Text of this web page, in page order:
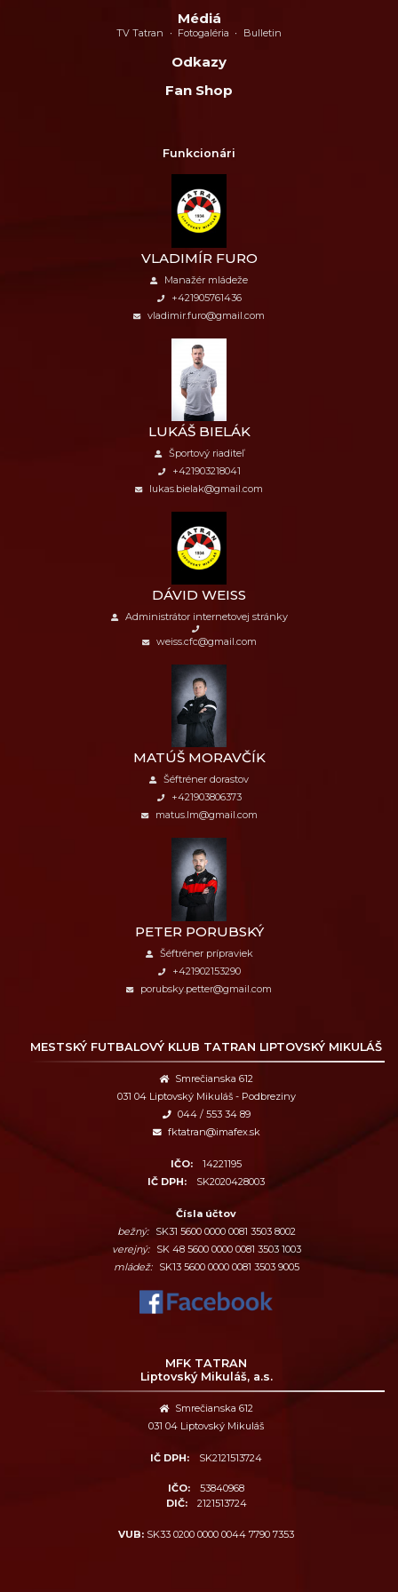
Médiá
TV Tatran Fotogaléria Bulletin
Odkazy
Fan Shop
Funkcionári
VLADIMÍR FURO
Manažér mládeže
+421905761436
vladimir.furo@gmail.com
LUKÁŠ BIELÁK
Športový riaditeľ
+421903218041
lukas.bielak@gmail.com
DÁVID WEISS
Administrátor internetovej stránky
weiss.cfc@gmail.com
MATÚŠ MORAVČÍK
Šéftréner dorastov
+421903806373
matus.lm@gmail.com
PETER PORUBSKÝ
Šéftréner prípraviek
+421902153290
porubsky.petter@gmail.com
MESTSKÝ FUTBALOVÝ KLUB TATRAN LIPTOVSKÝ MIKULÁŠ
Smrečianska 612
031 04 Liptovský Mikuláš - Podbreziny
044 / 553 34 89
fktatran@imafex.sk
IČO:
14221195
IČ DPH:
SK2020428003
Čísla účtov
bežný:
SK31 5600 0000 0081 3503 8002
verejný:
SK 48 5600 0000 0081 3503 1003
mládež:
SK13 5600 0000 0081 3503 9005
MFK TATRAN
Liptovský Mikuláš, a.s.
Smrečianska 612
031 04 Liptovský Mikuláš
IČ DPH: SK2121513724
IČO:
53840968
DIČ:
2121513724
VUB: SK33 0200 0000 0044 7790 7353